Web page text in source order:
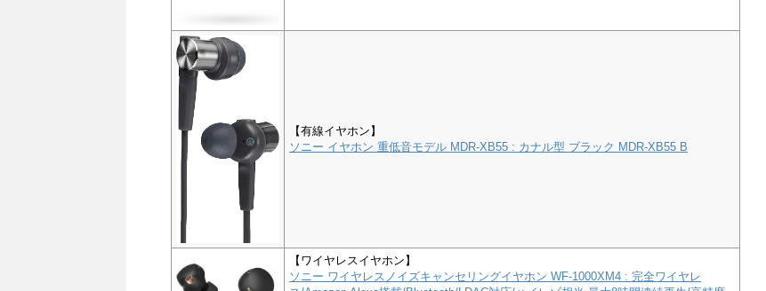
【有線イヤホン】
ソニー イヤホン 重低音モデル MDR-XB55 : カナル型 ブラック MDR-XB55 B
【ワイヤレスイヤホン】
ソニー ワイヤレスノイズキャンセリングイヤホン WF-1000XM4 : 完全ワイヤレ